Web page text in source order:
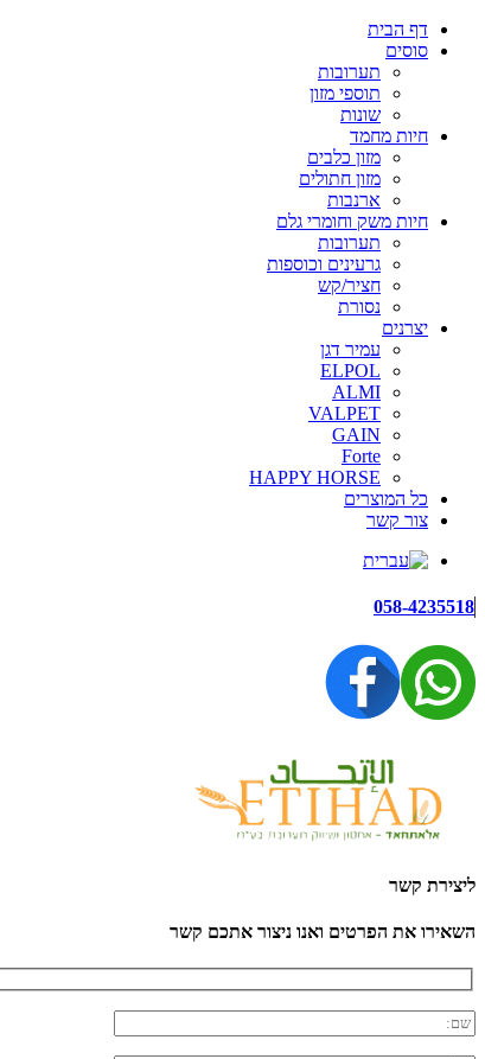
דף הבית
סוסים
תערובות
תוספי מזון
שונות
חיות מחמד
מזון כלבים
מזון חתולים
ארנבות
חיות משק וחומרי גלם
תערובות
גרעינים וכוספות
חציר/קש
נסורת
יצרנים
עמיר דגן
ELPOL
ALMI
VALPET
GAIN
Forte
HAPPY HORSE
כל המוצרים
צור קשר
058-4235518
ליצירת קשר
השאירו את הפרטים ואנו ניצור אתכם קשר